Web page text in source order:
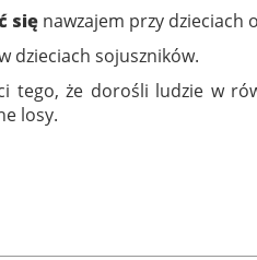
się nawzajem przy dzieciach
dzieciach sojuszników.
tego, że dorośli ludzie w
losy.